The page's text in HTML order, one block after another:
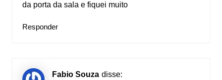
da porta da sala e fiquei muito
Responder
Fabio Souza disse: